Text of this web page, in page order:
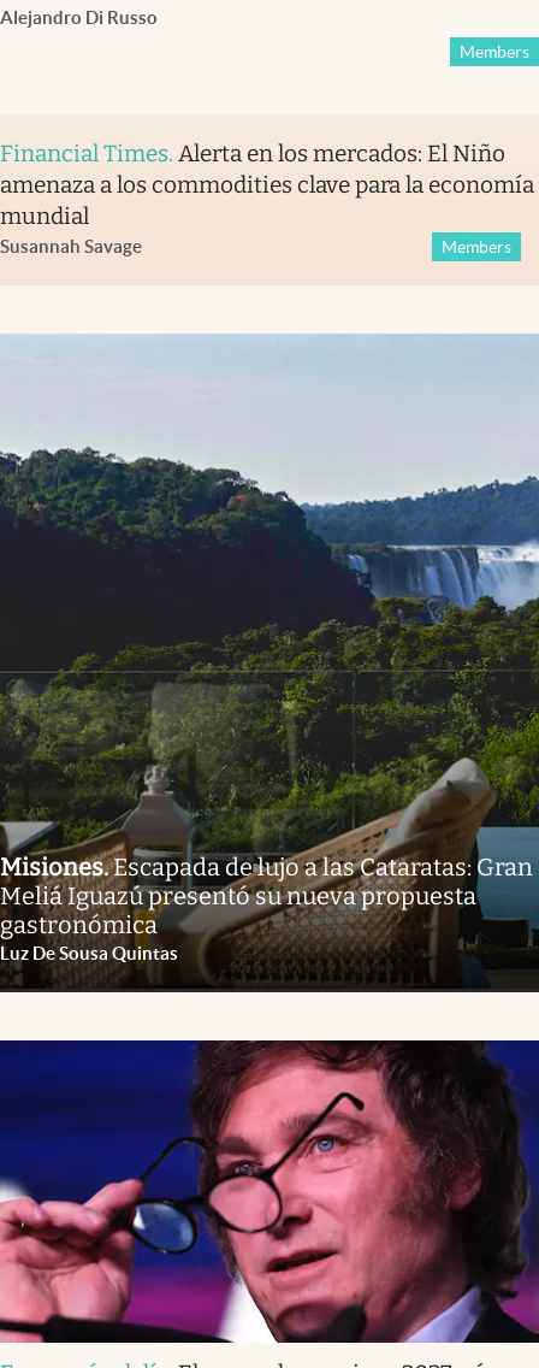
Alejandro Di Russo
Members
Financial Times. Alerta en los mercados: El Niño
amenaza a los commodities clave para la economía
mundial
Susannah Savage Members
Misiones.Escapada de lujo a las Cataratas: Gran
Meliá Iguazú presentó su nueva propuesta
gastronómica
Luz De Sousa Quintas